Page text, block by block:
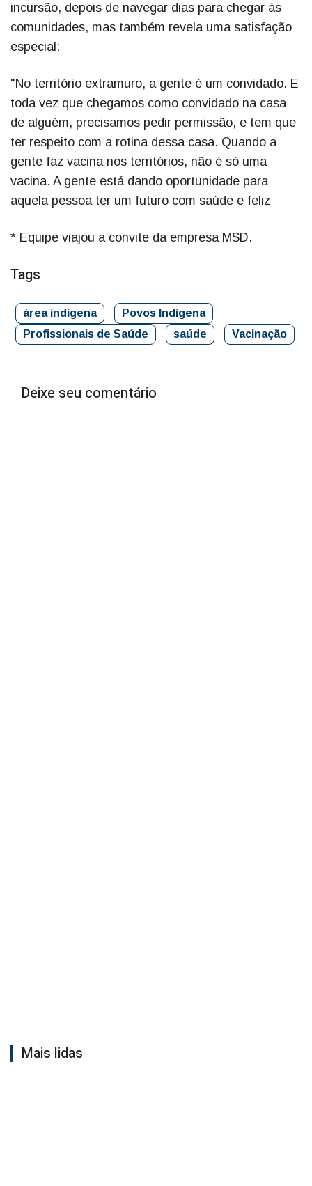
incursão, depois de navegar dias para chegar às
comunidades, mas também revela uma satisfação
especial:
"No território extramuro, a gente é um convidado. E
toda vez que chegamos como convidado na casa
de alguém, precisamos pedir permissão, e tem que
ter respeito com a rotina dessa casa. Quando a
gente faz vacina nos territórios, não é só uma
vacina. A gente está dando oportunidade para
aquela pessoa ter um futuro com saúde e feliz
* Equipe viajou a convite da empresa MSD.
Tags
área indígena
Povos Indígena
Profissionais de Saúde
saúde Vacinação
Deixe seu comentário
Mais lidas